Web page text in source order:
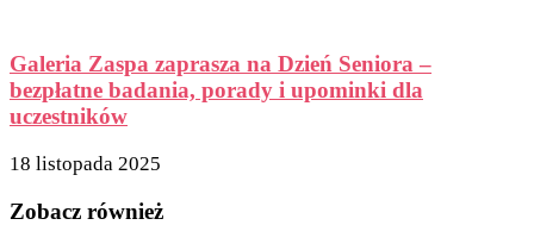
Galeria Zaspa zaprasza na Dzień Seniora –
bezpłatne badania, porady i upominki dla
uczestników
18 listopada 2025
Zobacz również